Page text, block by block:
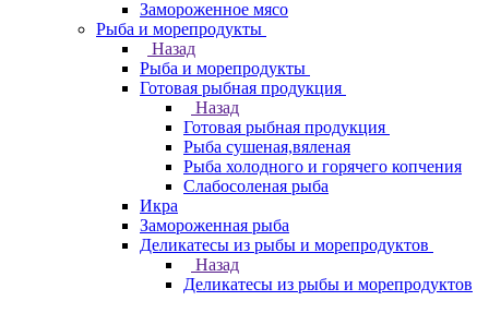
Замороженное мясо
Рыба и морепродукты
Назад
Рыба и морепродукты
Готовая рыбная продукция
Назад
Готовая рыбная продукция
Рыба сушеная,вяленая
Рыба холодного и горячего копчения
Слабосоленая рыба
Икра
Замороженная рыба
Деликатесы из рыбы и морепродуктов
Назад
Деликатесы из рыбы и морепродуктов